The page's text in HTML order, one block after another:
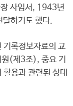
사임서, 1943년
하기도 했다.
기록정보자료의 교
(제3조), 중요 기
용과 관련된 상대